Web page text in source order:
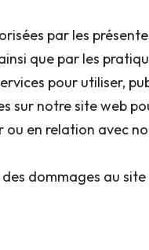
par les
que par les
pour utiliser,
sur notre site web
en relation avec
dommages au